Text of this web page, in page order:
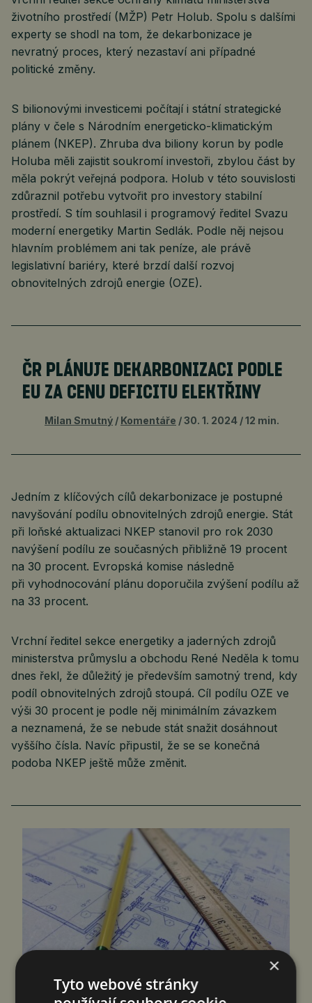
životního prostředí (MŽP) Petr Holub. Spolu s dalšími
experty se shodl na tom, že dekarbonizace je
nevratný proces, který nezastaví ani případné
politické změny.
S bilionovými investicemi počítají i státní strategické
plány v čele s Národním energeticko-klimatickým
plánem (NKEP). Zhruba dva biliony korun by podle
Holuba měli zajistit soukromí investoři, zbylou část by
měla pokrýt veřejná podpora. Holub v této souvislosti
zdůraznil potřebu vytvořit pro investory stabilní
prostředí. S tím souhlasil i programový ředitel Svazu
moderní energetiky Martin Sedlák. Podle něj nejsou
hlavním problémem ani tak peníze, ale právě
legislativní bariéry, které brzdí další rozvoj
obnovitelných zdrojů energie (OZE).
ČR PLÁNUJE DEKARBONIZACI PODLE
EU ZA CENU DEFICITU ELEKTŘINY
Milan Smutný Komentáře 30. 1. 2024 12 min.
Jedním z klíčových cílů dekarbonizace je postupné
navyšování podílu obnovitelných zdrojů energie. Stát
při loňské aktualizaci NKEP stanovil pro rok 2030
navýšení podílu ze současných přibližně 19 procent
na 30 procent. Evropská komise následně
při vyhodnocování plánu doporučila zvýšení podílu až
na 33 procent.
Vrchní ředitel sekce energetiky a jaderných zdrojů
ministerstva průmyslu a obchodu René Neděla k tomu
dnes řekl, že důležitý je především samotný trend, kdy
podíl obnovitelných zdrojů stoupá. Cíl podílu OZE ve
výši 30 procent je podle něj minimálním závazkem
a neznamená, že se nebude stát snažit dosáhnout
vyššího čísla. Navíc připustil, že se se konečná
podoba NKEP ještě může změnit.
×
Tyto webové stránky